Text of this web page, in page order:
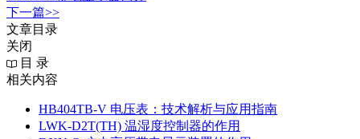
下一篇>>
文章目录
关闭
目 录
相关内容
HB404TB-V 电压表：技术解析与应用指南
LWK‑D2T(TH) 温湿度控制器的作用